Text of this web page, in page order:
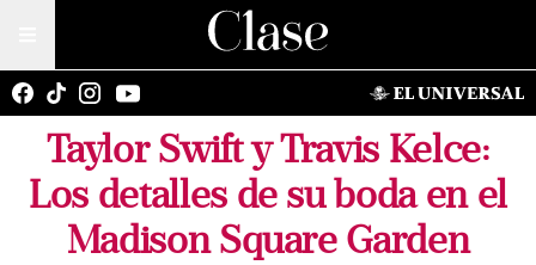
Taylor Swift y Travis Kelce:
Los detalles de su boda en el
Madison Square Garden